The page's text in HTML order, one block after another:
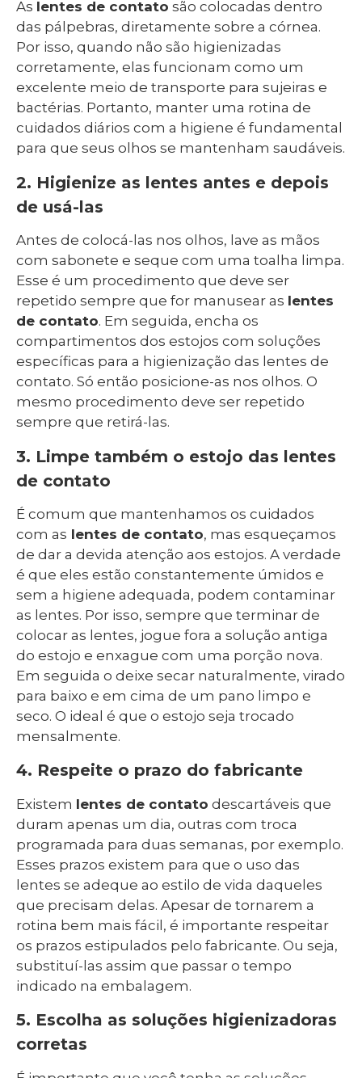
As lentes de contato são colocadas dentro
das pálpebras, diretamente sobre a córnea.
Por isso, quando não são higienizadas
corretamente, elas funcionam como um
excelente meio de transporte para sujeiras e
bactérias. Portanto, manter uma rotina de
cuidados diários com a higiene é fundamental
para que seus olhos se mantenham saudáveis.
2. Higienize as lentes antes e depois
de usá-las
Antes de colocá-las nos olhos, lave as mãos
com sabonete e seque com uma toalha limpa.
Esse é um procedimento que deve ser
repetido sempre que for manusear as lentes
de contato. Em seguida, encha os
compartimentos dos estojos com soluções
específicas para a higienização das lentes de
contato. Só então posicione-as nos olhos. O
mesmo procedimento deve ser repetido
sempre que retirá-las.
3. Limpe também o estojo das lentes
de contato
É comum que mantenhamos os cuidados
com as lentes de contato, mas esqueçamos
de dar a devida atenção aos estojos. A verdade
é que eles estão constantemente úmidos e
sem a higiene adequada, podem contaminar
as lentes. Por isso, sempre que terminar de
colocar as lentes, jogue fora a solução antiga
do estojo e enxague com uma porção nova.
Em seguida o deixe secar naturalmente, virado
para baixo e em cima de um pano limpo e
seco. O ideal é que o estojo seja trocado
mensalmente.
4. Respeite o prazo do fabricante
Existem lentes de contato descartáveis que
duram apenas um dia, outras com troca
programada para duas semanas, por exemplo.
Esses prazos existem para que o uso das
lentes se adeque ao estilo de vida daqueles
que precisam delas. Apesar de tornarem a
rotina bem mais fácil, é importante respeitar
os prazos estipulados pelo fabricante. Ou seja,
substituí-las assim que passar o tempo
indicado na embalagem.
5. Escolha as soluções higienizadoras
corretas